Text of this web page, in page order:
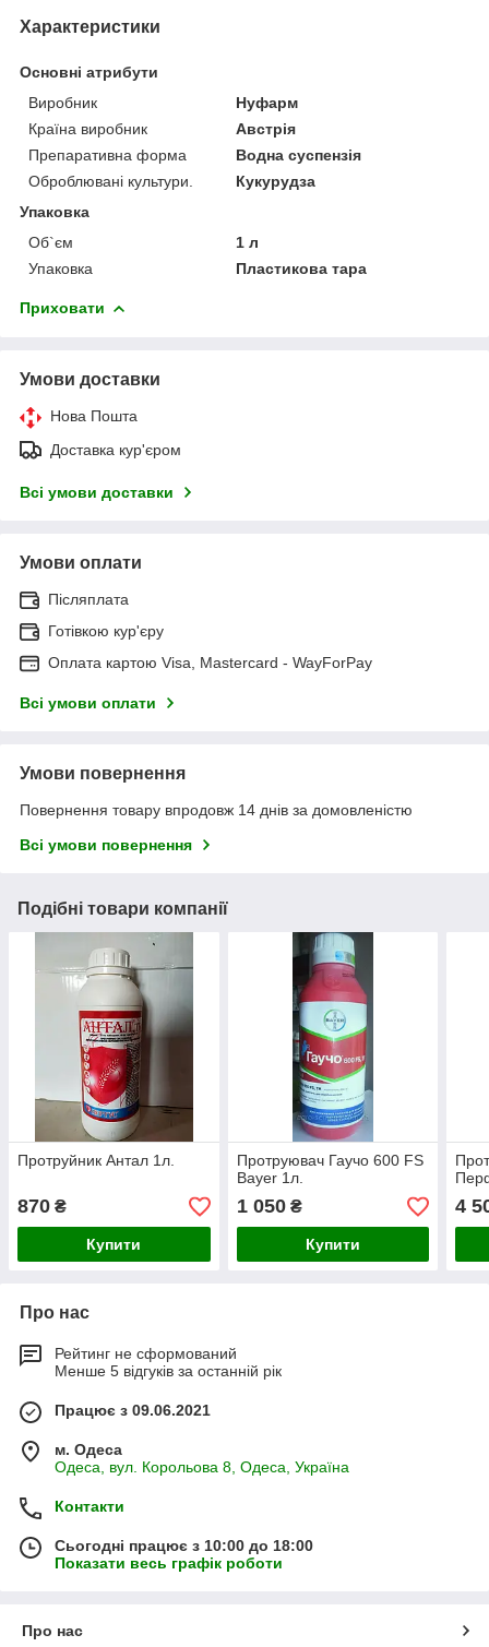
Характеристики
Основні атрибути
Виробник
Нуфарм
Країна виробник
Австрія
Препаративна форма
Водна суспензія
Оброблювані культури.
Кукурудза
Упаковка
Об`єм
1 л
Упаковка
Пластикова тара
Приховати
Умови доставки
Нова Пошта
Доставка кур'єром
Всі умови доставки
Умови оплати
Післяплата
Готівкою кур'єру
Оплата картою Visa, Mastercard - WayForPay
Всі умови оплати
Умови повернення
Повернення товару впродовж 14 днів за домовленістю
Всі умови повернення
Подібні товари компанії
Протруйник Антал 1л.
870 ₴
Купити
Протруювач Гаучо 600 FS
Bayer 1л.
1 050₴
Купити
4
Про нас
Рейтинг не сформований
Менше 5 відгуків за останній рік
Працює з 09.06.2021
м. Одеса
Одеса, вул. Корольова 8, Одеса, Україна
Контакти
Сьогодні працює з 10:00 до 18:00
Показати весь графік роботи
Про нас